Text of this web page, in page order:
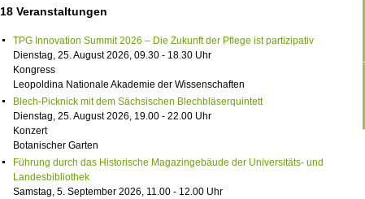
18 Veranstaltungen
TPG Innovation Summit 2026 – Die Zukunft der Pflege ist partizipativ
Dienstag, 25. August 2026, 09.30 - 18.30 Uhr
Kongress
Leopoldina Nationale Akademie der Wissenschaften
Blech-Picknick mit dem Sächsischen Blechbläserquintett
Dienstag, 25. August 2026, 19.00 - 22.00 Uhr
Konzert
Botanischer Garten
Führung durch das Historische Magazingebäude der Universitäts- und
Landesbibliothek
Samstag, 5. September 2026, 11.00 - 12.00 Uhr